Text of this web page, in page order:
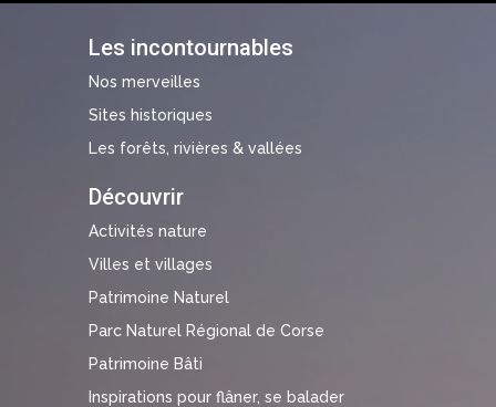
Les incontournables
Nos merveilles
Sites historiques
Les forêts, rivières & vallées
Découvrir
Activités nature
Villes et villages
Patrimoine Naturel
Parc Naturel Régional de Corse
Patrimoine Bâti
Inspirations pour flâner, se balader